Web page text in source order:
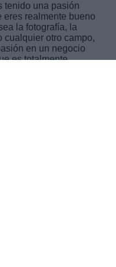
tenido una pasión
eres realmente bueno
la fotografía, la
cualquier otro campo,
en un negocio
es totalmente